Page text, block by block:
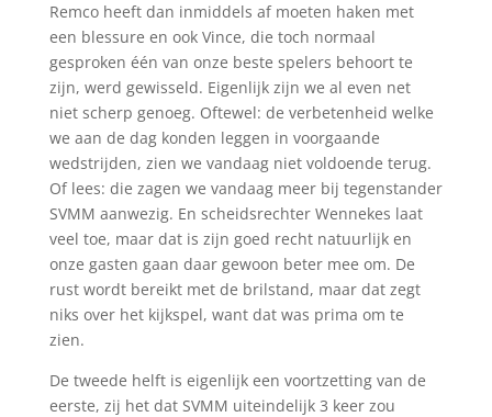
Remco heeft dan inmiddels af moeten haken met
een blessure en ook Vince, die toch normaal
gesproken één van onze beste spelers behoort te
zijn, werd gewisseld. Eigenlijk zijn we al even net
niet scherp genoeg. Oftewel: de verbetenheid welke
we aan de dag konden leggen in voorgaande
wedstrijden, zien we vandaag niet voldoende terug.
Of lees: die zagen we vandaag meer bij tegenstander
SVMM aanwezig. En scheidsrechter Wennekes laat
veel toe, maar dat is zijn goed recht natuurlijk en
onze gasten gaan daar gewoon beter mee om. De
rust wordt bereikt met de brilstand, maar dat zegt
niks over het kijkspel, want dat was prima om te
zien.
De tweede helft is eigenlijk een voortzetting van de
eerste, zij het dat SVMM uiteindelijk 3 keer zou